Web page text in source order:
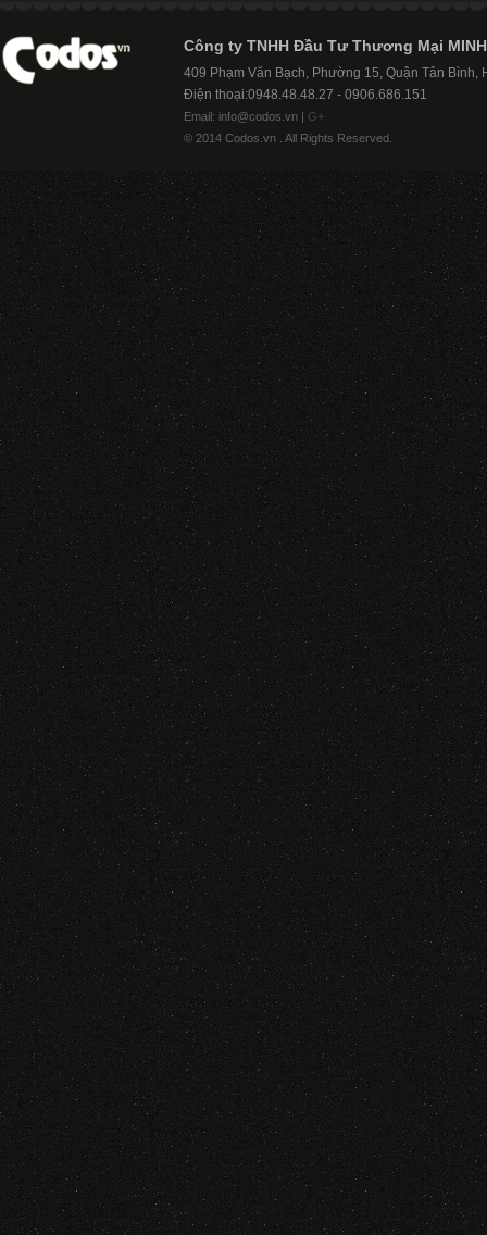
Công ty TNHH Đầu Tư Thương Mại
409 Phạm Văn Bạch, Phường 15, Quận Tân Bình,
Điện thoại:0948.48.48.27 - 0906.686.151
Email: info@codos.vn | G+
© 2014 Codos.vn . All Rights Reserved.